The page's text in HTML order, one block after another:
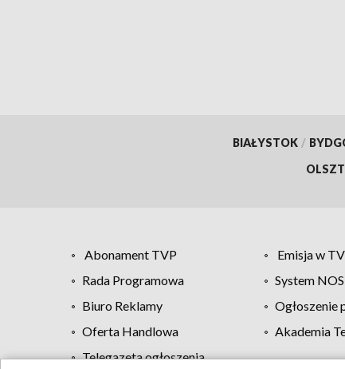
BIAŁYSTOK /
Abonament TVP Emisja w
Rada Programowa
System NOS
Biuro Reklamy
Ogłoszenie
Oferta Handlowa
Akademia
Telegazeta ogłoszenia